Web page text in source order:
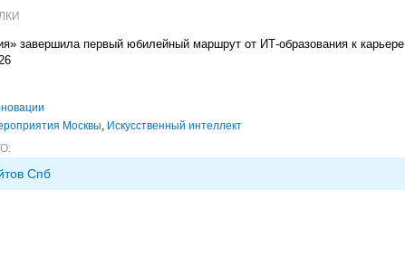
завершила первый юбилейный маршрут от ИТ-образования к карьере
Москвы, Искусственный интеллект
Спб